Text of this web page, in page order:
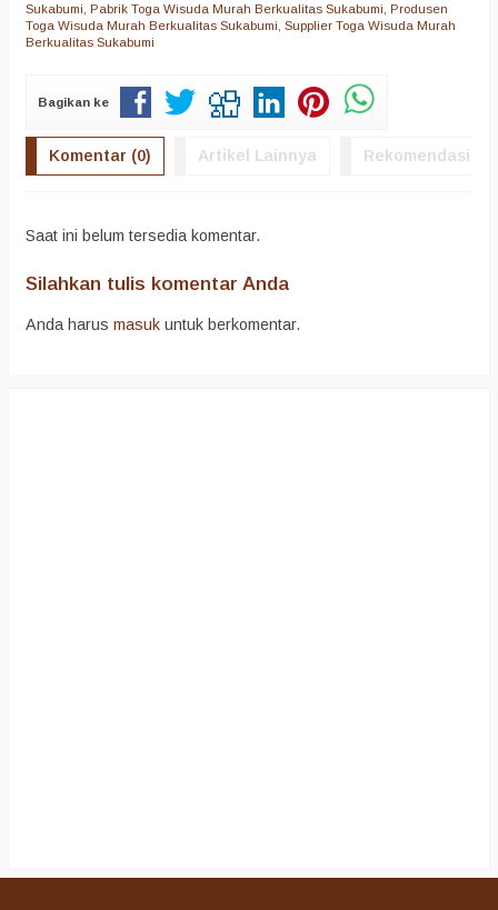
Sukabumi Pabrik Toga Wisuda Murah Berkualitas Sukabumi Produsen
Toga Wisuda Murah Berkualitas Sukabumi Supplier Toga Wisuda Murah
Berkualitas Sukabumi
Bagikan ke
Komentar (0) Artikel Lainnya Rekomendasi
Saat ini belum tersedia komentar.
Silahkan tulis komentar Anda
Anda harus masuk untuk berkomentar.